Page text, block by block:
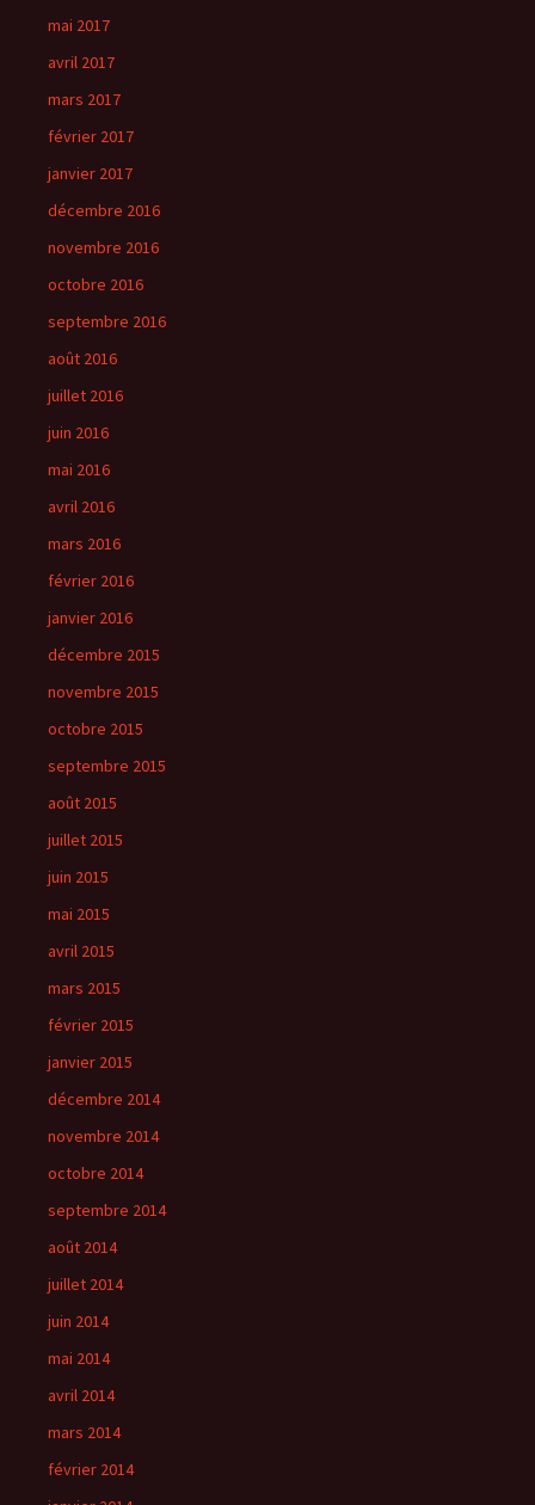
mai 2017
avril 2017
mars 2017
février 2017
janvier 2017
décembre 2016
novembre 2016
octobre 2016
septembre 2016
août 2016
juillet 2016
juin 2016
mai 2016
avril 2016
mars 2016
février 2016
janvier 2016
décembre 2015
novembre 2015
octobre 2015
septembre 2015
août 2015
juillet 2015
juin 2015
mai 2015
avril 2015
mars 2015
février 2015
janvier 2015
décembre 2014
novembre 2014
octobre 2014
septembre 2014
août 2014
juillet 2014
juin 2014
mai 2014
avril 2014
mars 2014
février 2014